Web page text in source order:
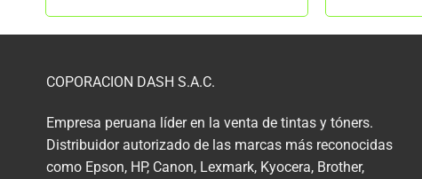
COPORACION DASH S.A.C.
Empresa peruana líder en la venta de tintas y tóners.
Distribuidor autorizado de las marcas más reconocidas
como Epson, HP, Canon, Lexmark, Kyocera, Brother,